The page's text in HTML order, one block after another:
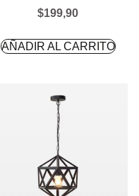
$199,90
AÑADIR AL CARRITO